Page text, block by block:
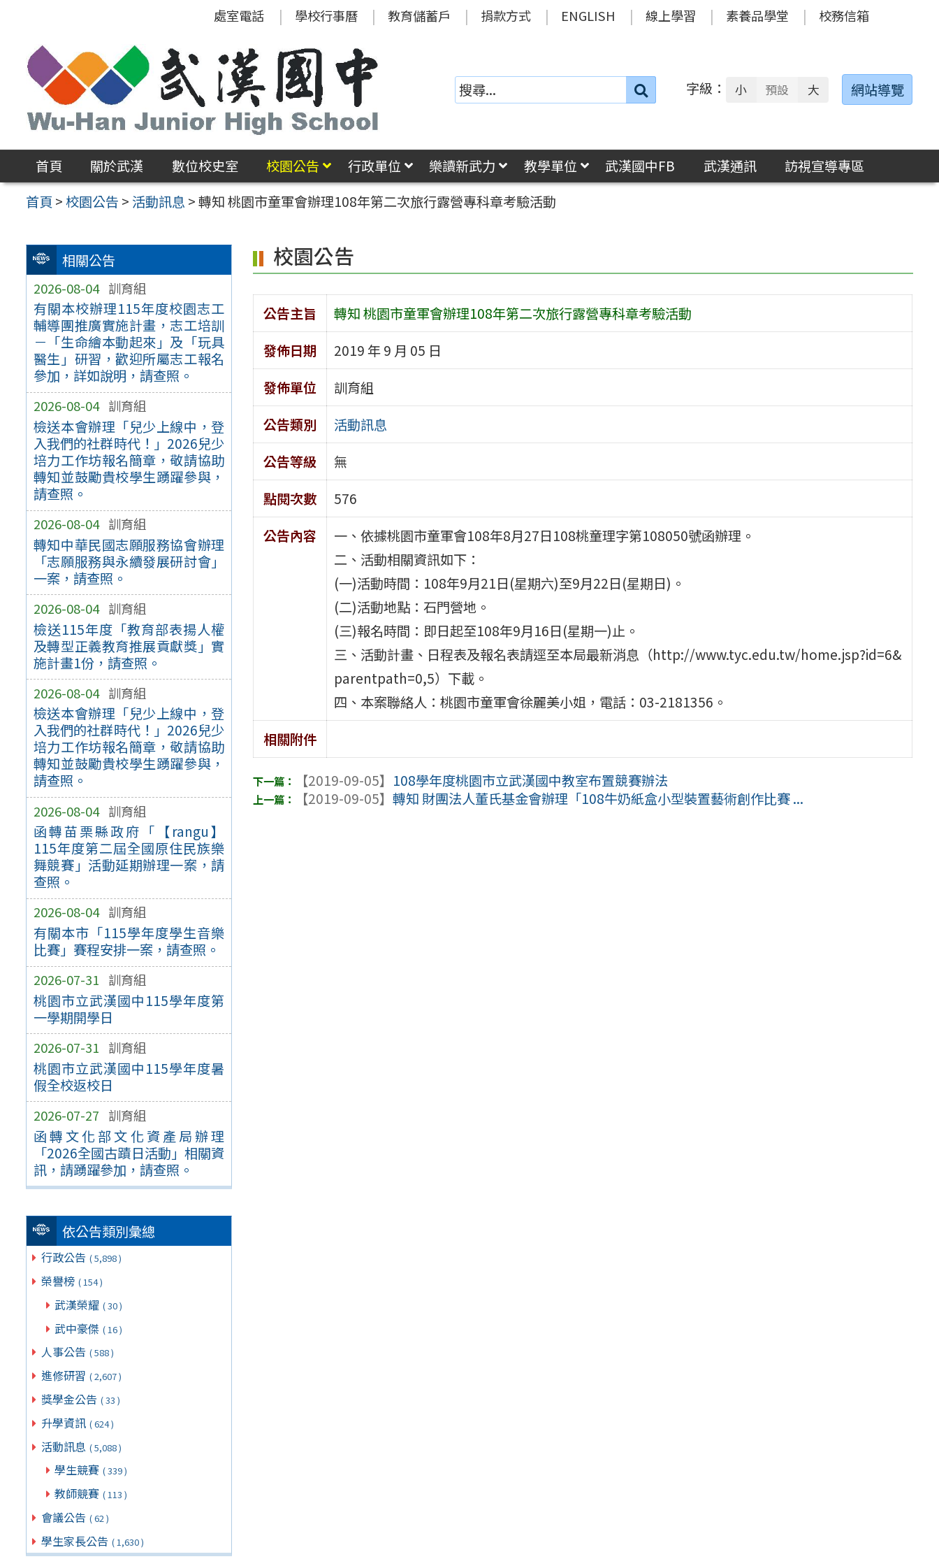
區
處室電話 學校行事曆 教育儲蓄戶 捐款方式 ENGLISH 線上學習 素養品學堂 校務信箱
搜
字級： 小 預設 大 網站導覽
首頁 關於武漢 數位校史室 校園公告 行政單位 樂讀新武力 教學單位 武漢國中FB 武漢通訊
訪視宣導專區
首頁 >校園公告 > 活動訊息 >轉知 桃園市童軍會辦理108年第二次旅行露營專科章考驗活動
相關公告
2026-08-04 訓育組
有關本校辦理115年度校園志工
輔導團推廣實施計畫，志工培訓
－「生命繪本動起來」及「玩具
醫生」研習，歡迎所屬志工報名
參加，詳如說明，請查照。
2026-08-04 訓育組
檢送本會辦理「兒少上線中，登
入我們的社群時代！」2026兒少
培力工作坊報名簡章，敬請協助
轉知並鼓勵貴校學生踴躍參與，
請查照。
2026-08-04 訓育組
轉知中華民國志願服務協會辦理
「志願服務與永續發展研討會」
一案，請查照。
2026-08-04 訓育組
檢送115年度「教育部表揚人權
及轉型正義教育推展貢獻獎」實
施計畫1份，請查照。
2026-08-04 訓育組
檢送本會辦理「兒少上線中，登
入我們的社群時代！」2026兒少
培力工作坊報名簡章，敬請協助
轉知並鼓勵貴校學生踴躍參與，
請查照。
2026-08-04 訓育組
函轉苗栗縣政府「【rangu】
115年度第二屆全國原住民族樂
舞競賽」活動延期辦理一案，請
查照。
2026-08-04 訓育組
有關本市「115學年度學生音樂
比賽」賽程安排一案，請查照。
2026-07-31 訓育組
桃園市立武漢國中115學年度第
一學期開學日
2026-07-31 訓育組
桃園市立武漢國中115學年度暑
假全校返校日
2026-07-27 訓育組
函轉文化部文化資產局辦理
「2026全國古蹟日活動」相關資
訊，請踴躍參加，請查照。
依公告類別彙總
行政公告 ( 5,898 )
榮譽榜 ( 154 )
武漢榮耀 ( 30 )
武中豪傑 ( 16 )
人事公告 ( 588 )
進修研習 ( 2,607 )
獎學金公告 ( 33 )
升學資訊 ( 624 )
活動訊息 ( 5,088 )
學生競賽 ( 339 )
教師競賽 ( 113 )
會議公告 ( 62 )
學生家長公告 ( 1,630 )
校園公告
公告主旨
轉知 桃園市童軍會辦理108年第二次旅行露營專科章考驗活動
發佈日期
2019 年 9 月 05 日
發佈單位
訓育組
公告類別
活動訊息
公告等級
無
點閱次數
576
公告內容
一、依據桃園市童軍會108年8月27日108桃童理字第108050號函辦理。
二、活動相關資訊如下：
(一)活動時間：108年9月21日(星期六)至9月22日(星期日)。
(二)活動地點：石門營地。
(三)報名時間：即日起至108年9月16日(星期一)止。
三、活動計畫、日程表及報名表請逕至本局最新消息（http://www.tyc.edu.tw/home.jsp?id=6&
parentpath=0,5）下載。
四、本案聯絡人：桃園市童軍會徐麗美小姐，電話：03-2181356。
相關附件
【2019-09-05】 108學年度桃園市立武漢國中教室布置競賽辦法
【2019-09-05】轉知 財團法人董氏基金會辦理「108牛奶紙盒小型裝置藝術創作比賽 ...